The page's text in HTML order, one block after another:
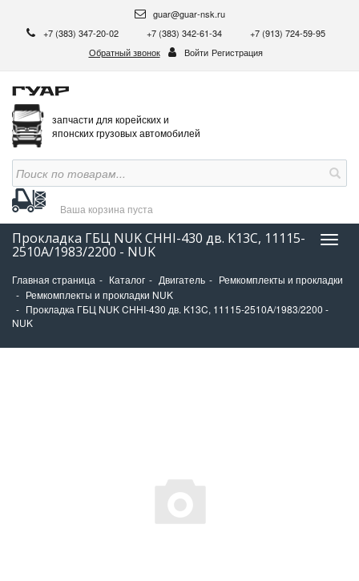
guar@guar-nsk.ru
+7 (383) 347-20-02
+7 (383) 342-61-34
+7 (913) 724-59-95
Обратный звонок
Войти Регистрация
запчасти для корейских и
японских грузовых автомобилей
Ваша корзина пуста
Прокладка ГБЦ NUK CHHI-430 дв. K13C, 11115-
2510A/1983/2200 - NUK
Главная страница Каталог Двигатель
Ремкомплекты и прокладки
Ремкомплекты и прокладки NUK
Прокладка ГБЦ NUK CHHI-430 дв. K13C, 11115-2510A/1983/2200 -
NUK